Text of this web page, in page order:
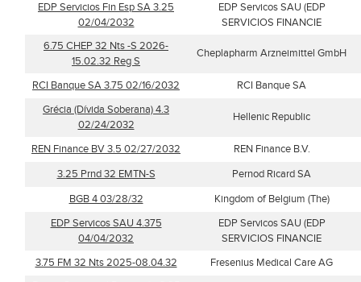
EDP Servicios Fin Esp SA 3.25
02/04/2032
EDP Servicos SAU (EDP
SERVICIOS FINANCIE
6.75 CHEP 32 Nts -S 2026-
15.02.32 Reg S
Cheplapharm Arzneimittel GmbH
RCI Banque SA 3.75 02/16/2032
RCI Banque SA
Grécia (Dívida Soberana) 4.3
02/24/2032
Hellenic Republic
REN Finance BV 3.5 02/27/2032
REN Finance B.V.
3.25 Prnd 32 EMTN-S
Pernod Ricard SA
BGB 4 03/28/32
Kingdom of Belgium (The)
EDP Servicos SAU 4.375
04/04/2032
EDP Servicos SAU (EDP
SERVICIOS FINANCIE
3.75 FM 32 Nts 2025-08.04.32
Fresenius Medical Care AG